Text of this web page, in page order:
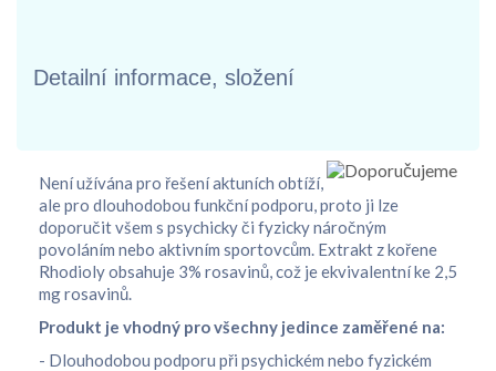
Detailní informace, složení
Není užívána pro řešení aktuních obtíží,
ale pro dlouhodobou funkční podporu, proto ji lze
doporučit všem s psychicky či fyzicky náročným
povoláním nebo aktivním sportovcům. Extrakt z kořene
Rhodioly obsahuje 3% rosavinů, což je ekvivalentní ke 2,5
mg rosavinů.
Produkt je vhodný pro všechny jedince zaměřené na:
- Dlouhodobou podporu při psychickém nebo fyzickém